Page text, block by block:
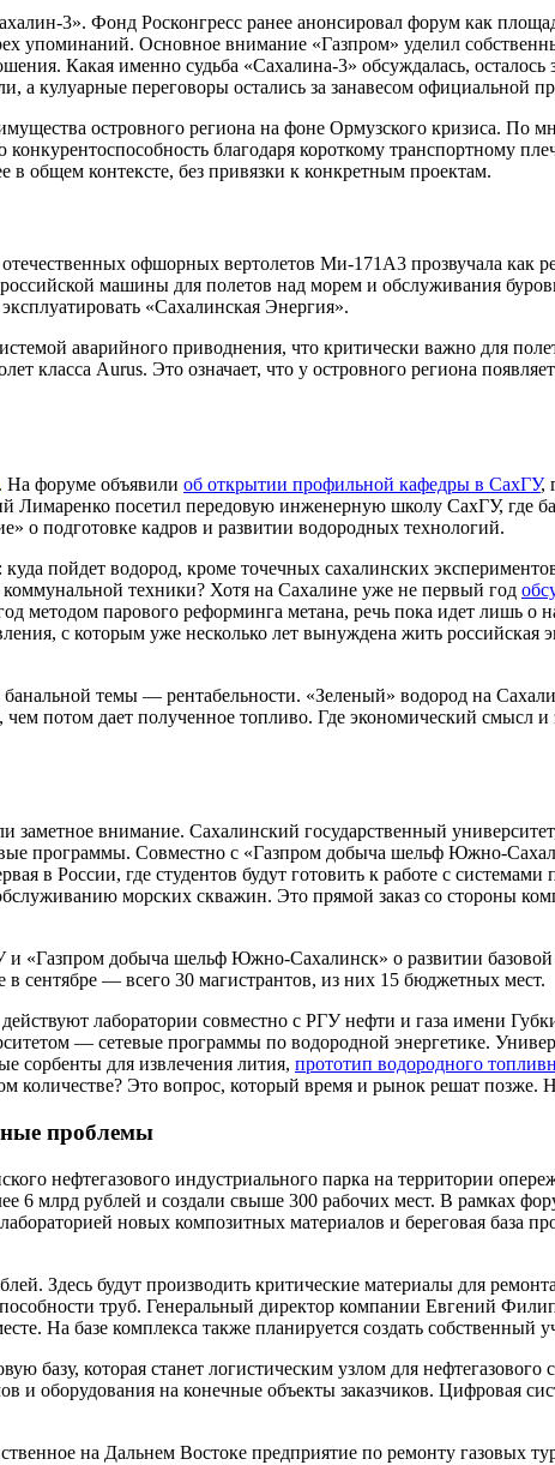
3». Фонд Росконгресс ранее анонсировал форум как
упоминаний. Основное внимание «Газпром» уделил
Какая именно судьба «Сахалина-3» обсуждалась,
а кулуарные переговоры остались за занавесом официальной
островного региона на фоне Ормузского кризиса.
благодаря короткому транспортному
в общем контексте, без привязки к конкретным проектам.
офшорных вертолетов Ми-171А3 прозвучала как
машины для полетов над морем и обслуживания
«Сахалинская Энергия».
аварийного приводнения, что критически важно для
класса Aurus. Это означает, что у островного региона
. На форуме объявили об открытии профильной кафедры в СахГУ,
Лимаренко посетил передовую инженерную школу СахГУ, где
о подготовке кадров и развитии водородных технологий.
пойдет водород, кроме точечных сахалинских
техники? Хотя на Сахалине уже не первый год
методом парового реформинга метана, речь пока идет
с которым уже несколько лет вынуждена жить
темы — рентабельности. «Зеленый» водород на
потом дает полученное топливо. Где экономический смысл
заметное внимание. Сахалинский государственный
программы. Совместно с «Газпром добыча шельф Южно-
в России, где студентов будут готовить к работе с
морских скважин. Это прямой заказ со стороны
«Газпром добыча шельф Южно-Сахалинск» о развитии
сентябре — всего 30 магистрантов, из них 15 бюджетных мест.
действуют лаборатории совместно с РГУ нефти и газа
— сетевые программы по водородной энергетике.
сорбенты для извлечения лития, прототип водородного
количестве? Это вопрос, который время и рынок решат позже.
проблемы
нефтегазового индустриального парка на территории
6 млрд рублей и создали свыше 300 рабочих мест. В рамках
новых композитных материалов и береговая база
Здесь будут производить критические материалы для
труб. Генеральный директор компании Евгений
На базе комплекса также планируется создать
базу, которая станет логистическим узлом для нефтегазового
оборудования на конечные объекты заказчиков. Цифровая
на Дальнем Востоке предприятие по ремонту газовых